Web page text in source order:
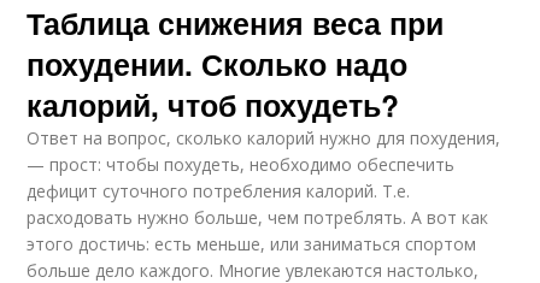
Таблица снижения веса при
похудении. Сколько надо
калорий, чтоб похудеть?
Ответ на вопрос, сколько калорий нужно для похудения,
— прост: чтобы похудеть, необходимо обеспечить
дефицит суточного потребления калорий. Т.е.
расходовать нужно больше, чем потреблять. А вот как
этого достичь: есть меньше, или заниматься спортом
больше дело каждого. Многие увлекаются настолько,